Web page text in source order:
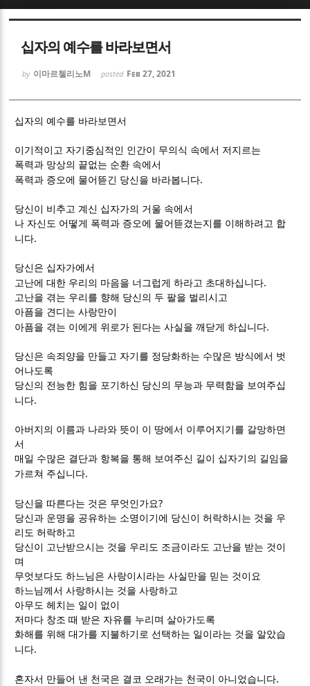
십자의 예수를 바라보면서
by 이마르첼리노M posted Feb 27, 2021
십자의 예수를 바라보면서
이기적이고 자기중심적인 인간이 무의식 속에서 저지르는
폭력과 망상의 끝없는 순환 속에서
폭력과 증오에 물어뜯긴 당신을 바라봅니다.
당신이 비추고 계신 십자가의 거울 속에서
나 자신도 어떻게 폭력과 증오에 물어뜯겼는지를 이해하려고 합
니다.
당신은 십자가에서
고난에 대한 우리의 마음을 너그럽게 하라고 초대하십니다.
고난을 겪는 우리를 향해 당신의 두 팔을 벌리시고
아픔을 견디는 사랑만이
아픔을 겪는 이에게 위로가 된다는 사실을 깨닫게 하십니다.
당신은 속죄양을 만들고 자기를 정당화하는 수많은 방식에서 벗
어나도록
당신의 전능한 힘을 포기하신 당신의 무능과 무력함을 보여주십
니다.
아버지의 이름과 나라와 뜻이 이 땅에서 이루어지기를 갈망하면
서
매일 수많은 결단과 항복을 통해 보여주신 길이 십자기의 길임을
가르쳐 주십니다.
당신을 따른다는 것은 무엇인가요?
당신과 운명을 공유하는 소명이기에 당신이 허락하시는 것을 우
리도 허락하고
당신이 고난받으시는 것을 우리도 조금이라도 고난을 받는 것이
며
무엇보다도 하느님은 사랑이시라는 사실만을 믿는 것이요
하느님께서 사랑하시는 것을 사랑하고
아무도 헤치는 일이 없이
저마다 창조 때 받은 자유를 누리며 살아가도록
화해를 위해 대가를 지불하기로 선택하는 일이라는 것을 알았습
니다.
혼자서 만들어 낸 천국은 결코 오래가는 천국이 아니었습니다.
Sketchbook5, 스케치북5
Sketchbook5, 스케치북5
Sketchbook5, 스케치북5
Sketchbook5, 스케치북5